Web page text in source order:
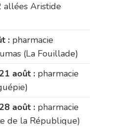
allées Aristide
: pharmacie
(La Fouillade)
août : pharmacie
août : pharmacie
de la République)